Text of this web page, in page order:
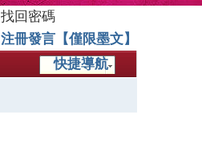
找回密碼
注冊發言【僅限墨文】
快捷導航